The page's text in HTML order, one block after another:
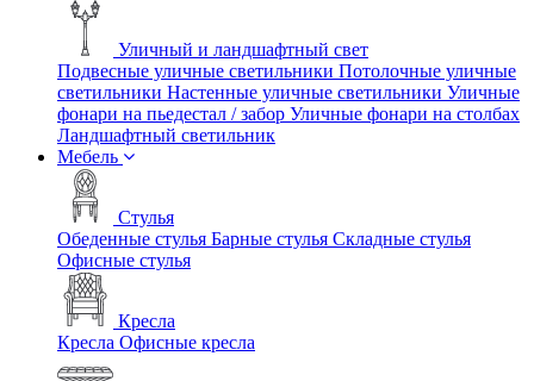
Уличный и ландшафтный свет
Подвесные уличные светильники Потолочные уличные
светильники Настенные уличные светильники Уличные
фонари на пьедестал / забор Уличные фонари на столбах
Ландшафтный светильник
Мебель
Стулья
Обеденные стулья Барные стулья Складные стулья
Офисные стулья
Кресла
Кресла Офисные кресла